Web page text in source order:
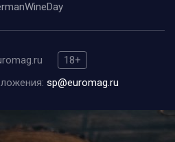
18+
sp@euromag.ru